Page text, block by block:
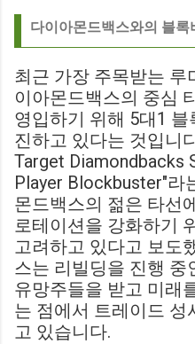
다이아몬드백스와의 블
최근 가장 주목받는
이아몬드백스의 중심
영입하기 위해 5대1
진하고 있다는 것입니
Target Diamondbacks
Player Blockbuster"라
몬드백스의 젊은 타선
로테이션을 강화하기
고려하고 있다고 보도
스는 리빌딩을 진행 중
유망주들을 받고 미래
는 점에서 트레이드 성
고 있습니다.